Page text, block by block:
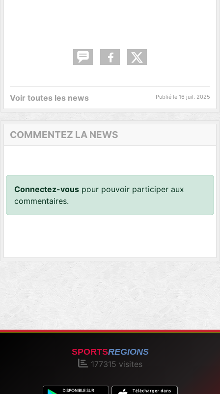
Voir toutes les news Publié le 16 juil. 2025
COMMENTEZ LA NEWS
Connectez-vous pour pouvoir participer aux
commentaires.
SPORTSREGIONS
177315 visites